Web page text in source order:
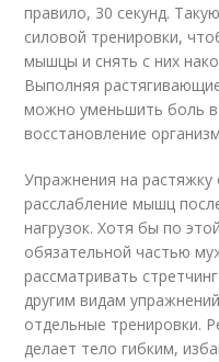
правило, 30 секунд.
силовой тренировки,
мышцы и снять с них
Выполняя
можно уменьшить боль
восстановление
Упражнения на
расслабление мышц
нагрузок. Хотя бы по
обязательной частью
рассматривать
другим видам
отдельные тренировки.
делает тело гибким,